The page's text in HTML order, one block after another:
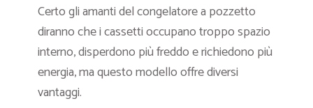
Certo gli amanti del congelatore a pozzetto
diranno che i cassetti occupano troppo spazio
interno, disperdono più freddo e richiedono più
energia, ma questo modello offre diversi
vantaggi.